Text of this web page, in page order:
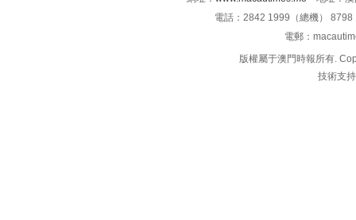
電話：2842 1999（總機）
電郵：
版權屬于澳門時報所有.
技術支